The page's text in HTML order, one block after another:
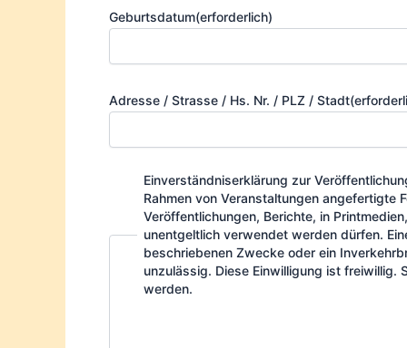
Geburtsdatum(erforderlich)
Adresse / Strasse / Hs. Nr. / PLZ / Stadt
Einverständniserklärung zur
Rahmen von Veranstaltungen angefertigte
Veröffentlichungen, Berichte, in
unentgeltlich verwendet werden dürfen.
beschriebenen Zwecke oder ein
unzulässig. Diese Einwilligung ist
werden.